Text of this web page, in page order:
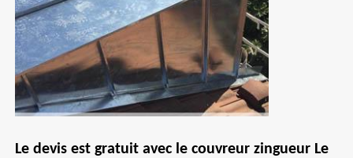
Le devis est gratuit avec le couvreur zingueur Le